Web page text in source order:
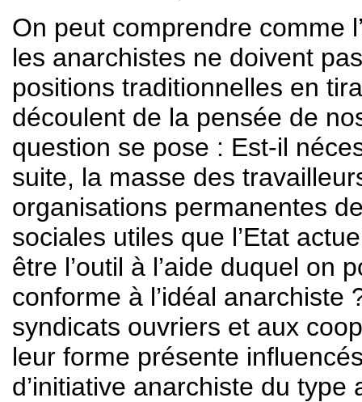
On peut comprendre comme
les anarchistes ne doivent
positions traditionnelles en
découlent de la pensée de
question se pose : Est-il
suite, la masse des
organisations permanentes
sociales utiles que l’Etat
être l’outil à l’aide duquel on
conforme à l’idéal
syndicats ouvriers et aux
leur forme présente
d’initiative anarchiste du type